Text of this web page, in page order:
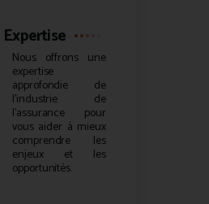
Expertise
Nous offrons une
expertise
approfondie de
l’industrie de
l’assurance pour
vous aider à mieux
comprendre les
enjeux et les
opportunités.